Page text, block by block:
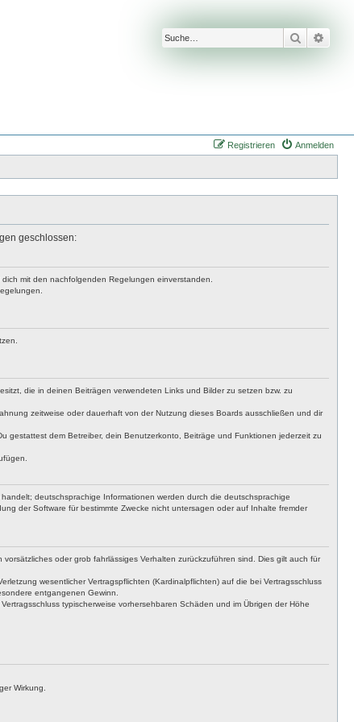
Suche
Anmelden
Registrieren
geschlossen:
mit den nachfolgenden Regelungen einverstanden.
die in deinen Beiträgen verwendeten Links und Bilder zu setzen bzw. zu
zeitweise oder dauerhaft von der Nutzung dieses Boards ausschließen und dir
gestattest dem Betreiber, dein Benutzerkonto, Beiträge und Funktionen jederzeit zu
handelt; deutschsprachige Informationen werden durch die deutschsprachige
der Software für bestimmte Zwecke nicht untersagen oder auf Inhalte fremder
oder grob fahrlässiges Verhalten zurückzuführen sind. Dies gilt auch für
wesentlicher Vertragspflichten (Kardinalpflichten) auf die bei Vertragsschluss
entgangenen Gewinn.
typischerweise vorhersehbaren Schäden und im Übrigen der Höhe
Wirkung.